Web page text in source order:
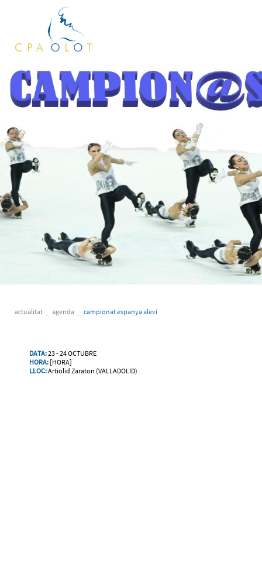
actualitat agenda campionat espanya aleví
DATA:23 - 24 OCTUBRE
HORA:[HORA]
LLOC:Artiolid Zaraton (VALLADOLID)